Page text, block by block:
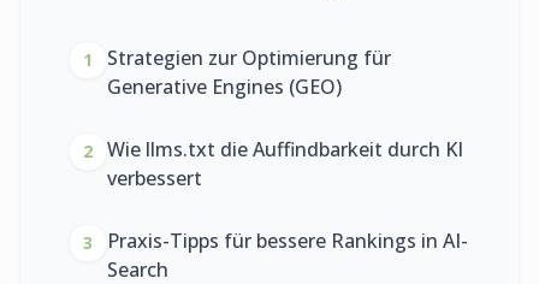
1
Strategien zur Optimierung für
Generative Engines (GEO)
2
Wie llms.txt die Auffindbarkeit durch KI
verbessert
3
Praxis-Tipps für bessere Rankings in AI-
Search